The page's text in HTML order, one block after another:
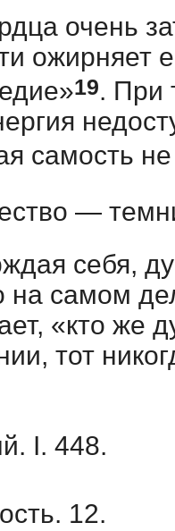
очень
ожирняет
19. При
самость
—
себя,
на самом
«кто же
тот
I. 448.
12.